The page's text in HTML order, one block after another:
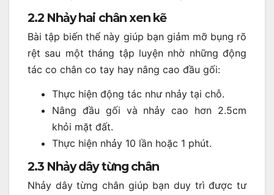
2.2 Nhảy hai chân xen kẽ
Bài tập biến thể này giúp bạn giảm mỡ bụng rõ
rệt sau một tháng tập luyện nhờ những động
tác co chân co tay hay nâng cao đầu gối:
Thực hiện động tác như nhảy tại chỗ.
Nâng đầu gối và nhảy cao hơn 2.5cm
khỏi mặt đất.
Thực hiện nhảy 10 lần hoặc 1 phút.
2.3 Nhảy dây từng chân
Nhảy dây từng chân giúp bạn duy trì được tư